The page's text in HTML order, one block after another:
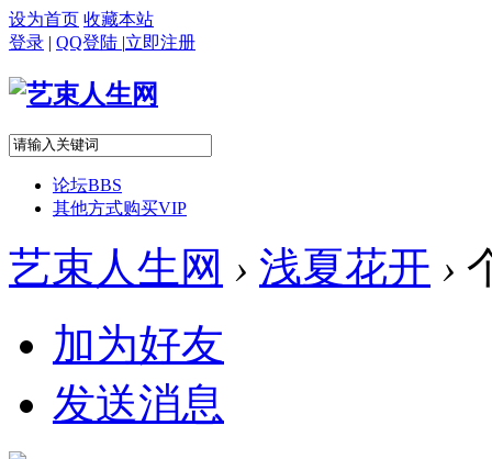
设为首页 收藏本站
登录 | QQ登陆 |立即注册
论坛BBS
其他方式购买VIP
艺束人生网 › 浅夏花开 ›
加为好友
发送消息